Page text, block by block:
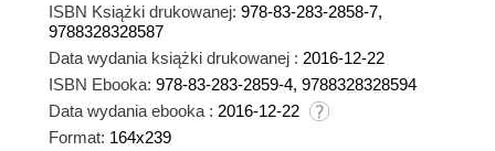
ISBN Książki drukowanej: 978-83-283-2858-7,
9788328328587
Data wydania książki drukowanej : 2016-12-22
ISBN Ebooka: 978-83-283-2859-4, 9788328328594
Data wydania ebooka : 2016-12-22
Format: 164x239